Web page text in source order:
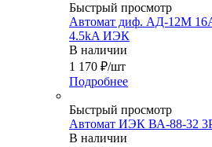
Быстрый просмотр
Автомат диф. АД-12М
4.5kA ИЭК
В наличии
1 170 ₽/шт
Подробнее
Быстрый просмотр
Автомат ИЭК ВА-88-32
В наличии